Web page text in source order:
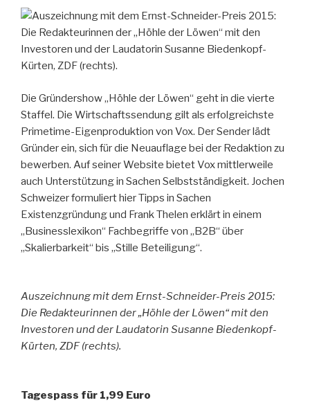
Die Gründershow „Höhle der Löwen“ geht in die vierte
Staffel. Die Wirtschaftssendung gilt als erfolgreichste
Primetime-Eigenproduktion von Vox. Der Sender lädt
Gründer ein, sich für die Neuauflage bei der Redaktion zu
bewerben. Auf seiner Website bietet Vox mittlerweile
auch Unterstützung in Sachen Selbstständigkeit. Jochen
Schweizer formuliert hier Tipps in Sachen
Existenzgründung und Frank Thelen erklärt in einem
„Businesslexikon“ Fachbegriffe von „B2B“ über
„Skalierbarkeit“ bis „Stille Beteiligung“.
Auszeichnung mit dem Ernst-Schneider-Preis 2015:
Die Redakteurinnen der „Höhle der Löwen“ mit den
Investoren und der Laudatorin Susanne Biedenkopf-
Kürten, ZDF (rechts).
Tagespass für 1,99 Euro